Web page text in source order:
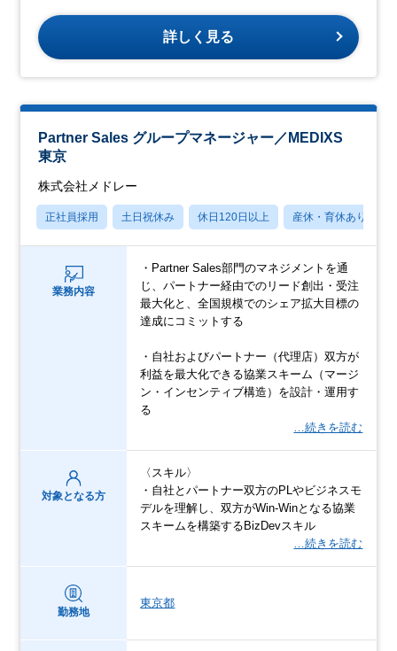
詳しく見る
Partner Sales グループマネージャー／MEDIXS
東京
株式会社メドレー
正社員採用 土日祝休み 休日120日以上 産休・育休あり
業務内容
・Partner Sales部門のマネジメントを通
じ、パートナー経由でのリード創出・受注
最大化と、全国規模でのシェア拡大目標の
達成にコミットする
・自社およびパートナー（代理店）双方が
利益を最大化できる協業スキーム（マージ
ン・インセンティブ構造）を設計・運用す
る
…続きを読む
対象となる方
〈スキル〉
・自社とパートナー双方のPLやビジネスモ
デルを理解し、双方がWin-Winとなる協業
スキームを構築するBizDevスキル
…続きを読む
勤務地
東京都